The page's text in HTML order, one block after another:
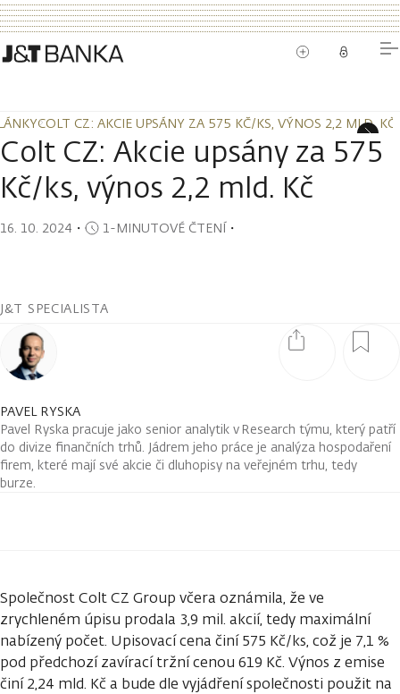
COLT CZ: AKCIE UPSÁNY ZA 575 KČ/KS, VÝNOS 2,2 MLD. KČ
COLT CZ: AKCIE UPSÁNY ZA 575 KČ/KS, VÝNOS 2,2 MLD. KČ
Colt CZ: Akcie upsány za 575
Kč/ks, výnos 2,2 mld. Kč
16. 10. 2024 ・ 1-MINUTOVÉ ČTENÍ・
J&T SPECIALISTA
PAVEL RYSKA
Pavel Ryska pracuje jako senior analytik v Research týmu, který patří
do divize finančních trhů. Jádrem jeho práce je analýza hospodaření
firem, které mají své akcie či dluhopisy na veřejném trhu, tedy
burze.
Společnost Colt CZ Group včera oznámila, že ve
zrychleném úpisu prodala 3,9 mil. akcií, tedy maximální
nabízený počet. Upisovací cena činí 575 Kč/ks, což je 7,1 %
pod předchozí zavírací tržní cenou 619 Kč. Výnos z emise
činí 2,24 mld. Kč a bude dle vyjádření společnosti použit na